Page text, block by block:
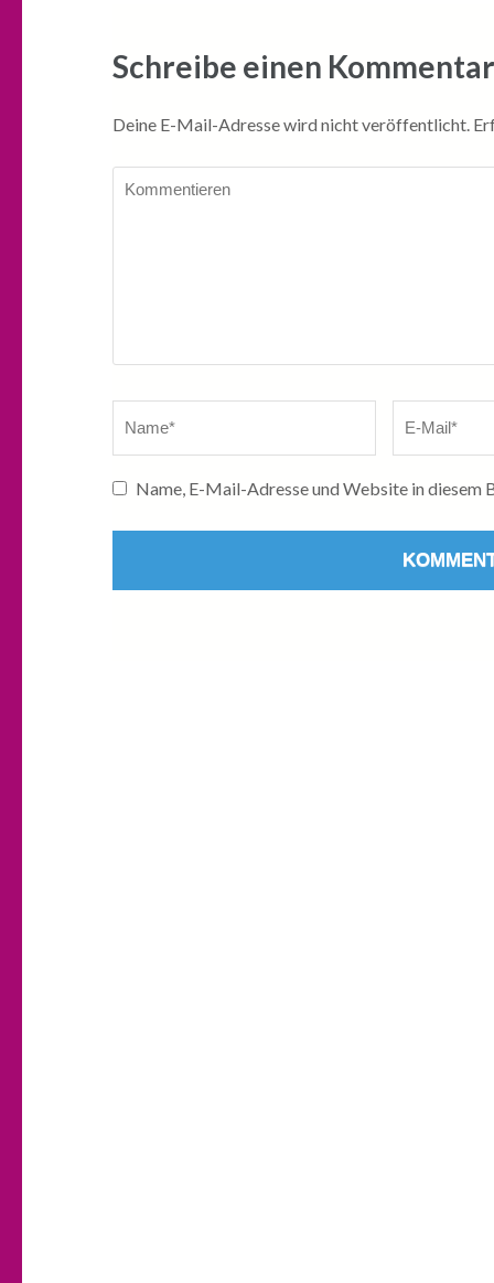
Schreibe einen Kommentar
Deine E-Mail-Adresse wird nicht veröffentlicht.
Kommentieren
Name, E-Mail-Adresse und Website in diesem